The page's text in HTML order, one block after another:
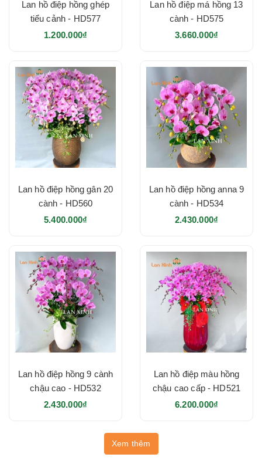
Lan hồ điệp hồng ghép
tiểu cảnh - HD577
1.200.000₫
Lan hồ điệp má hồng 13
cành - HD575
3.660.000₫
Lan hồ điệp hồng gân 20
cành - HD560
5.400.000₫
Lan hồ điệp hồng anna 9
cành - HD534
2.430.000₫
Lan hồ điệp hồng 9 cành
chậu cao - HD532
2.430.000₫
Lan hồ điệp màu hồng
chậu cao cấp - HD521
6.200.000₫
Xem thêm